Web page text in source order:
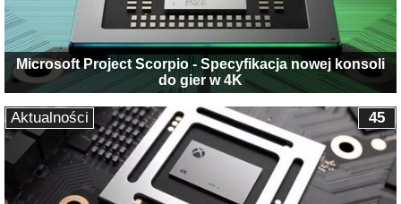
Microsoft Project Scorpio - Specyfikacja nowej konsoli
do gier w 4K
45
Aktualności